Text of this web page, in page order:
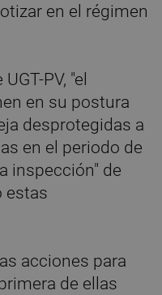
en el régimen
PV, "el
en su postura
desprotegidas a
en el periodo de
inspección" de
estas
acciones para
de ellas